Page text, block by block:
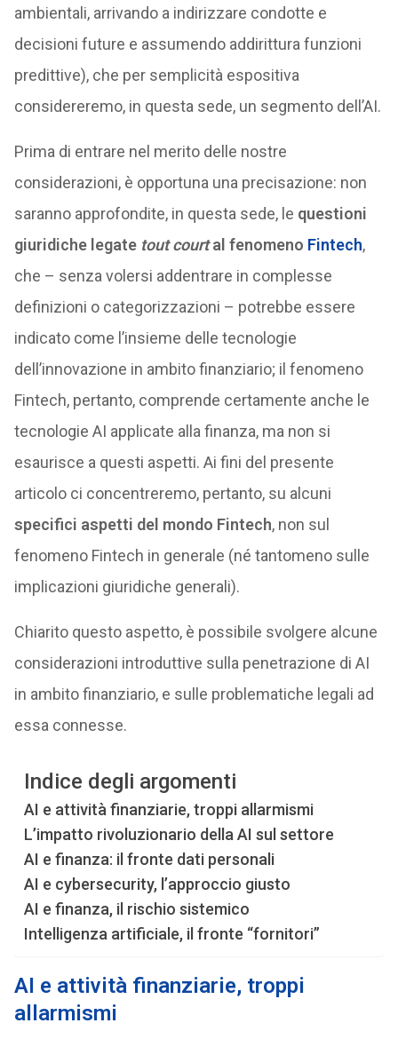
ambientali, arrivando a indirizzare condotte e
decisioni future e assumendo addirittura funzioni
predittive), che per semplicità espositiva
considereremo, in questa sede, un segmento dell’AI.
Prima di entrare nel merito delle nostre
considerazioni, è opportuna una precisazione: non
saranno approfondite, in questa sede, le questioni
giuridiche legate tout courtal fenomeno Fintech,
che – senza volersi addentrare in complesse
definizioni o categorizzazioni – potrebbe essere
indicato come l’insieme delle tecnologie
dell’innovazione in ambito finanziario; il fenomeno
Fintech, pertanto, comprende certamente anche le
tecnologie AI applicate alla finanza, ma non si
esaurisce a questi aspetti. Ai fini del presente
articolo ci concentreremo, pertanto, su alcuni
specifici aspetti del mondo Fintech, non sul
fenomeno Fintech in generale (né tantomeno sulle
implicazioni giuridiche generali).
Chiarito questo aspetto, è possibile svolgere alcune
considerazioni introduttive sulla penetrazione di AI
in ambito finanziario, e sulle problematiche legali ad
essa connesse.
Indice degli argomenti
AI e attività finanziarie, troppi allarmismi
L’impatto rivoluzionario della AI sul settore
AI e finanza: il fronte dati personali
AI e cybersecurity, l’approccio giusto
AI e finanza, il rischio sistemico
Intelligenza artificiale, il fronte “fornitori”
AI e attività finanziarie, troppi
allarmismi